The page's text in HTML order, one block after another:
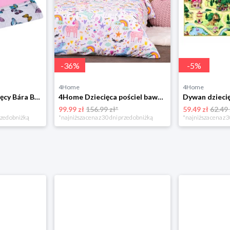
Bellatex Koc dziecięcy Bára Butterfly różowy, 75 x 100 cm
obniżką
-36%
4Home
4Home Dziecięca pościel bawełniana Unicorns, 140 x 200 cm, 70 x 90 cm
99.99 zł156.99 zł*
*najniższa cena z 30 dni przed obniżką
-5%
4Home
59.49 zł62.49
*najniższa cena z